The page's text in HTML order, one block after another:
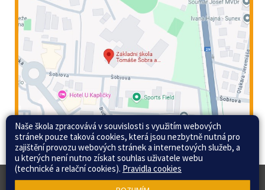
© 2015 - 2026 Základní škola Tomáše Šobra a
Web školy
Naše škola zpracovává v souvislosti s využitím webových
stránek pouze taková cookies, která jsou nezbytně nutná pro
zajištění provozu webových stránek a internetových služeb, a
u kterých není nutno získat souhlas uživatele webu
(technické a relační cookies). Pravidla cookies